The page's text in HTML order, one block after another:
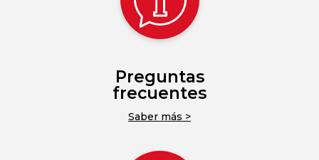
Preguntas
frecuentes
Saber más >